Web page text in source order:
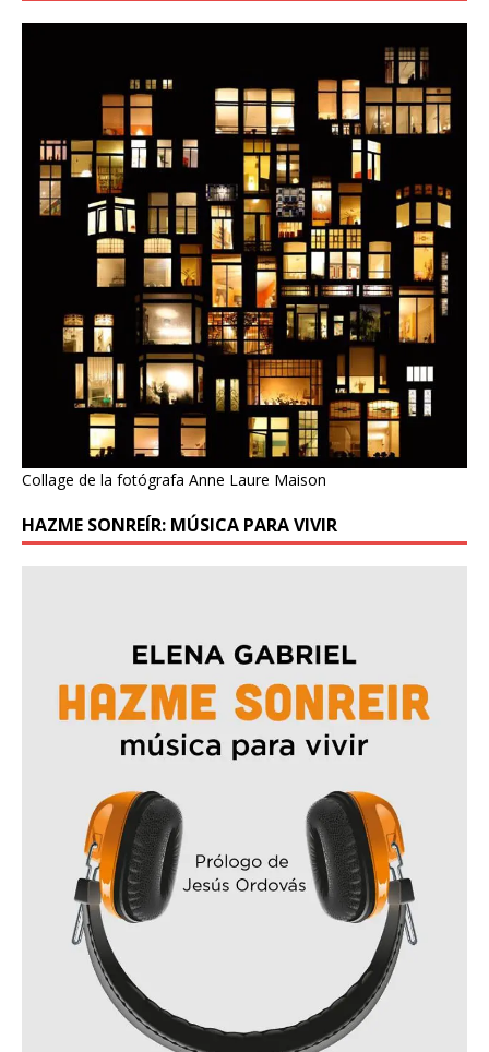
Collage de la fotógrafa Anne Laure Maison
HAZME SONREÍR: MÚSICA PARA VIVIR